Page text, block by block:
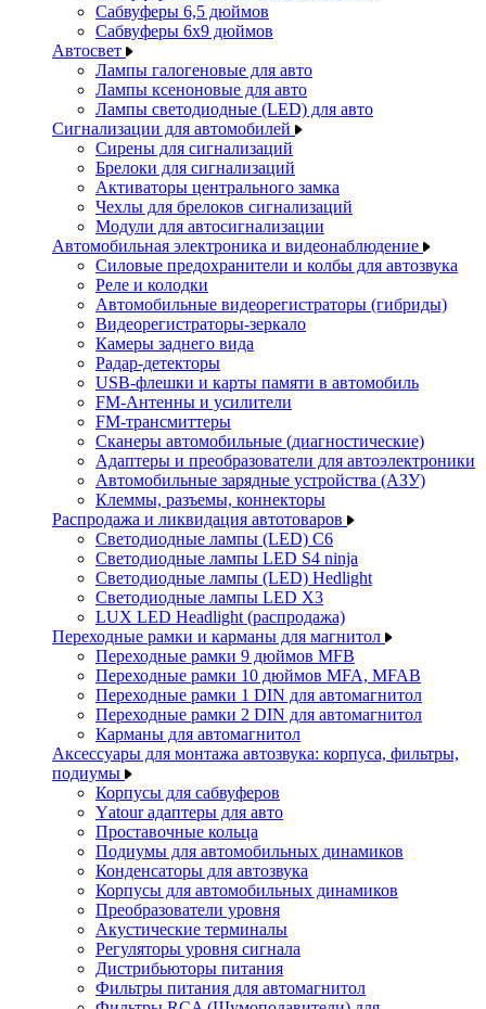
Сабвуферы 6,5 дюймов
Сабвуферы 6x9 дюймов
Автосвет
Лампы галогеновые для авто
Лампы ксеноновые для авто
Лампы светодиодные (LED) для авто
Сигнализации для автомобилей
Сирены для сигнализаций
Брелоки для сигнализаций
Активаторы центрального замка
Чехлы для брелоков сигнализаций
Модули для автосигнализации
Автомобильная электроника и видеонаблюдение
Силовые предохранители и колбы для автозвука
Реле и колодки
Автомобильные видеорегистраторы (гибриды)
Видеорегистраторы-зеркало
Камеры заднего вида
Радар-детекторы
USB-флешки и карты памяти в автомобиль
FM-Антенны и усилители
FM-трансмиттеры
Сканеры автомобильные (диагностические)
Адаптеры и преобразователи для автоэлектроники
Автомобильные зарядные устройства (АЗУ)
Клеммы, разъемы, коннекторы
Распродажа и ликвидация автотоваров
Светодиодные лампы (LED) C6
Светодиодные лампы LED S4 ninja
Светодиодные лампы (LED) Hedlight
Светодиодные лампы LED X3
LUX LED Headlight (распродажа)
Переходные рамки и карманы для магнитол
Переходные рамки 9 дюймов MFB
Переходные рамки 10 дюймов MFA, MFAB
Переходные рамки 1 DIN для автомагнитол
Переходные рамки 2 DIN для автомагнитол
Карманы для автомагнитол
Аксессуары для монтажа автозвука: корпуса, фильтры,
подиумы
Корпусы для сабвуферов
Yаtour адаптеры для авто
Проставочные кольца
Подиумы для автомобильных динамиков
Конденсаторы для автозвука
Корпусы для автомобильных динамиков
Преобразователи уровня
Акустические терминалы
Регуляторы уровня сигнала
Дистрибьюторы питания
Фильтры питания для автомагнитол